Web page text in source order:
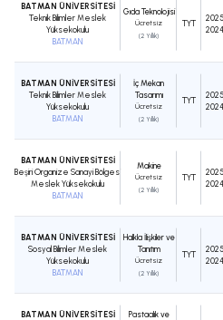
BATMAN ÜNİVERSİTESİ
Teknik Bilimler Meslek
Yüksekokulu
BATMAN
Gıda Teknolojisi
Ücretsiz
(2 Yıllık)
TYT
2025
2024
BATMAN ÜNİVERSİTESİ
Teknik Bilimler Meslek
Yüksekokulu
BATMAN
İç Mekan
Tasarımı
Ücretsiz
(2 Yıllık)
TYT
2025
2024
BATMAN ÜNİVERSİTESİ
Beşiri Organize Sanayi Bölgesi
Meslek Yüksekokulu
BATMAN
Makine
Ücretsiz
(2 Yıllık)
TYT
2025
2024
BATMAN ÜNİVERSİTESİ
Sosyal Bilimler Meslek
Yüksekokulu
BATMAN
Halkla İlişkiler ve
Tanıtım
Ücretsiz
(2 Yıllık)
TYT
2025
2024
BATMAN ÜNİVERSİTESİ
Pastacılık ve